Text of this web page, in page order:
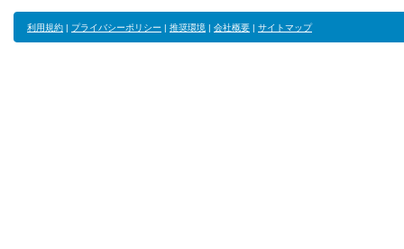
利用規約 | プライバシーポリシー | 推奨環境 | 会社概要 | サイトマップ